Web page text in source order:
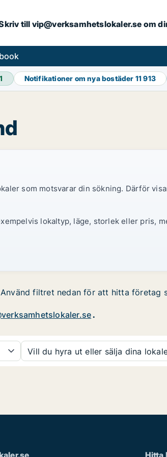
till vip@verksamhetslokaler.se om
Notifikationer om nya bostäder 11 913
som motsvarar din sökning. Därför
lokaltyp, läge, storlek eller pris,
filtret nedan för att hitta företag
.
Vill du hyra ut eller sälja dina
Hitta